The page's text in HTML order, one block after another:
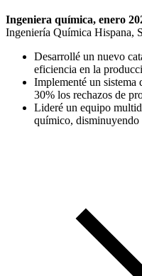
Ingeniera química, enero
Ingeniería Química Hispana,
Desarrollé un nuevo
eficiencia en la
Implementé un sistema
30% los rechazos de
Lideré un equipo
químico, disminuyendo